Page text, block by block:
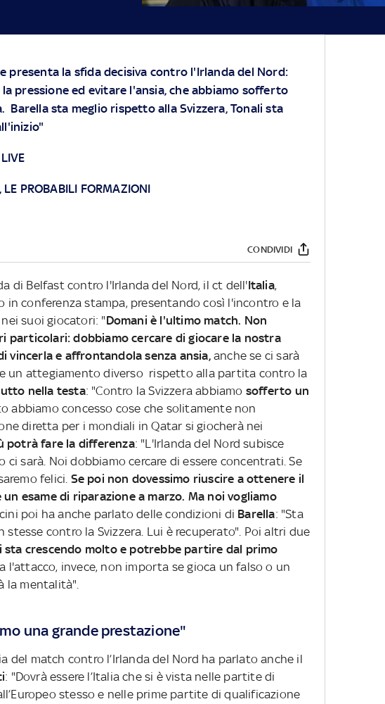
presenta la sfida decisiva contro l'Irlanda del Nord:
pressione ed evitare l'ansia, che abbiamo sofferto
Barella sta meglio rispetto alla Svizzera, Tonali sta
PROBABILI FORMAZIONI
CONDIVIDI
di Belfast contro l'Irlanda del Nord, il ct dell'Italia,
in conferenza stampa, presentando così l'incontro e la
suoi giocatori: "Domani è l'ultimo match. Non
particolari: dobbiamo cercare di giocare la nostra
vincerla e affrontandola senza ansia, anche se ci sarà
un attegiamento diverso rispetto alla partita contro la
nella testa: "Contro la Svizzera abbiamo sofferto un
abbiamo concesso cose che solitamente non
diretta per i mondiali in Qatar si giocherà nei
potrà fare la differenza: "L'Irlanda del Nord subisce
ci sarà. Noi dobbiamo cercare di essere concentrati. Se
felici. Se poi non dovessimo riuscire a ottenere il
esame di riparazione a marzo. Ma noi vogliamo
poi ha anche parlato delle condizioni di Barella: "Sta
contro la Svizzera. Lui è recuperato". Poi altri due
sta crescendo molto e potrebbe partire dal primo
l'attacco, invece, non importa se gioca un falso o un
la mentalità".
una grande prestazione"
del match contro l’Irlanda del Nord ha parlato anche il
: "Dovrà essere l’Italia che si è vista nelle partite di
stesso e nelle prime partite di qualificazione